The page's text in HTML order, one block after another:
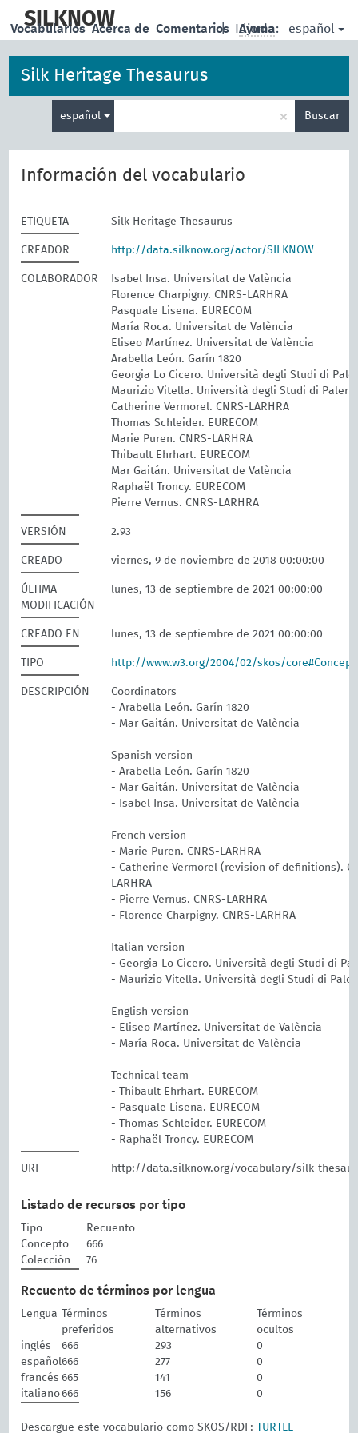
main
SILKNOW | Idioma: español
Vocabularios Acerca de Comentarios Ayuda
Silk Heritage Thesaurus
español × Buscar
Información del vocabulario
ETIQUETA Silk Heritage Thesaurus
CREADOR http://data.silknow.org/actor/SILKNOW
COLABORADOR
Isabel Insa. Universitat de València
Florence Charpigny. CNRS-LARHRA
Pasquale Lisena. EURECOM
María Roca. Universitat de València
Eliseo Martínez. Universitat de València
Arabella León. Garín 1820
Georgia Lo Cicero. Università degli Studi di
Maurizio Vitella. Università degli Studi di
Catherine Vermorel. CNRS-LARHRA
Thomas Schleider. EURECOM
Marie Puren. CNRS-LARHRA
Thibault Ehrhart. EURECOM
Mar Gaitán. Universitat de València
Raphaël Troncy. EURECOM
Pierre Vernus. CNRS-LARHRA
VERSIÓN 2.93
CREADO viernes, 9 de noviembre de 2018 00:00:00
ÚLTIMA
MODIFICACIÓN
lunes, 13 de septiembre de 2021 00:00:00
CREADO EN lunes, 13 de septiembre de 2021 00:00:00
TIPO http://www.w3.org/2004/02/skos/
DESCRIPCIÓN
Coordinators
- Arabella León. Garín 1820
- Mar Gaitán. Universitat de València
Spanish version
- Arabella León. Garín 1820
- Mar Gaitán. Universitat de València
- Isabel Insa. Universitat de València
French version
- Marie Puren. CNRS-LARHRA
- Catherine Vermorel (revision of definitions).
LARHRA
- Pierre Vernus. CNRS-LARHRA
- Florence Charpigny. CNRS-LARHRA
Italian version
- Georgia Lo Cicero. Università degli Studi di
- Maurizio Vitella. Università degli Studi di
English version
- Eliseo Martínez. Universitat de València
- María Roca. Universitat de València
Technical team
- Thibault Ehrhart. EURECOM
- Pasquale Lisena. EURECOM
- Thomas Schleider. EURECOM
- Raphaël Troncy. EURECOM
URI http://data.silknow.org/vocabulary/silk-
Listado de recursos por tipo
Tipo
Recuento
Concepto
666
Colección
76
Recuento de términos por lengua
Lengua
Términos
preferidos
Términos
alternativos
Términos
ocultos
inglés
666 293
0
español666 277
0
francés 665 141
0
italiano666 156 0
Descargue este vocabulario como SKOS/RDF: TURTLE